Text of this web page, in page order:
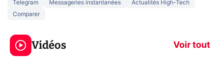
Telegram Messageries instantanées
Actualités High-Tech
Comparer
Vidéos Voir tout
5 générations de
jeux dans la
prochaine Xbox !
navigation